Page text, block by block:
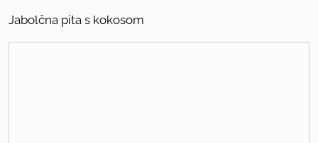
Jabolčna pita s kokosom